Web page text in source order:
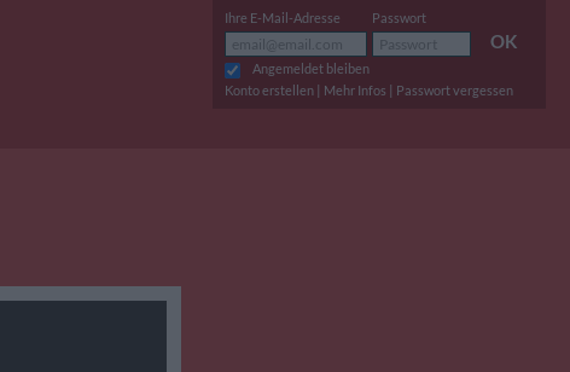
Ihre E-Mail-Adresse Passwort
OK
Angemeldet bleiben
Konto erstellen | Mehr Infos | Passwort vergessen